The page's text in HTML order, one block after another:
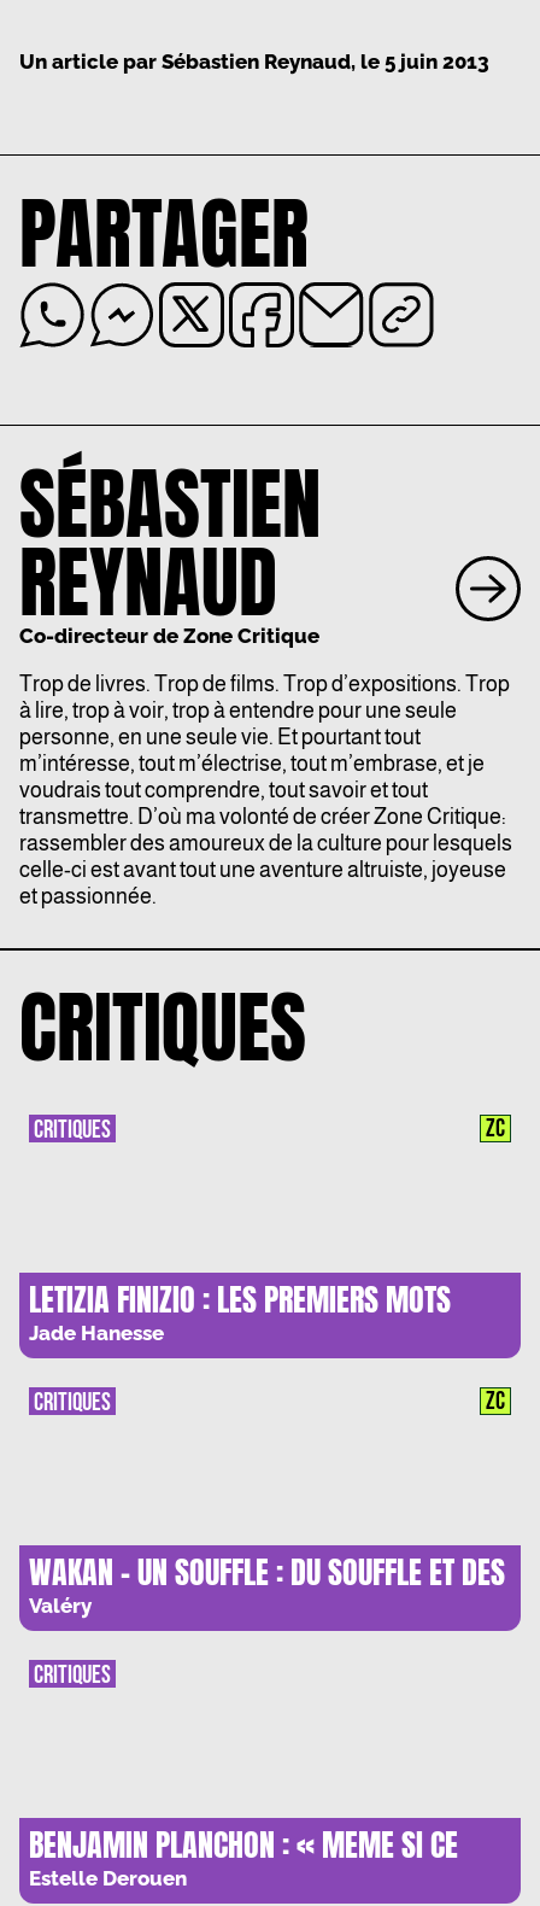
Un article par Sébastien Reynaud, le 5 juin 2013
PARTAGER
SÉBASTIEN
REYNAUD
Co-directeur de Zone Critique
Trop de livres. Trop de films. Trop d’expositions. Trop
à lire, trop à voir, trop à entendre pour une seule
personne, en une seule vie. Et pourtant tout
m’intéresse, tout m’électrise, tout m’embrase, et je
voudrais tout comprendre, tout savoir et tout
transmettre. D’où ma volonté de créer Zone Critique:
rassembler des amoureux de la culture pour lesquels
celle-ci est avant tout une aventure altruiste, joyeuse
et passionnée.
CRITIQUES
LETIZIA FINIZIO : LES PREMIERS MOTS
D’UNE NOUVELLE VIE
Jade Hanesse
CRITIQUES ZC
WAKAN – UN SOUFFLE : DU SOUFFLE ET DES
HOMMES
Valéry
CRITIQUES ZC
BENJAMIN PLANCHON : « MEME SI CE
SONT DES 1 ET DES 0 QUI REAGISSENT, ON
Estelle Derouen
CRITIQUES